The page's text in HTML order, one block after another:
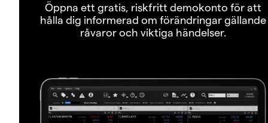
Öppna ett gratis, riskfritt demokonto för att
hålla dig informerad om förändringar gällande
råvaror och viktiga händelser.